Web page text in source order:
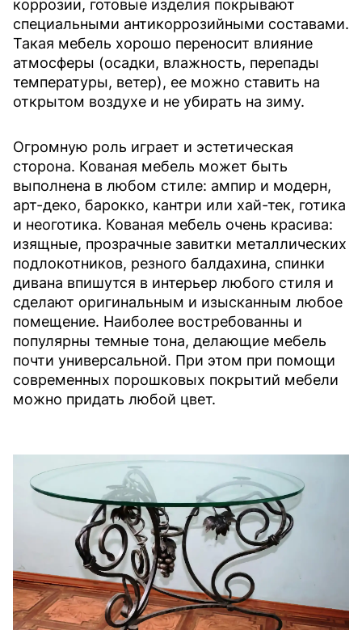
коррозии, готовые изделия покрывают
специальными антикоррозийными составами.
Такая мебель хорошо переносит влияние
атмосферы (осадки, влажность, перепады
температуры, ветер), ее можно ставить на
открытом воздухе и не убирать на зиму.
Огромную роль играет и эстетическая
сторона. Кованая мебель может быть
выполнена в любом стиле: ампир и модерн,
арт-деко, барокко, кантри или хай-тек, готика
и неоготика. Кованая мебель очень красива:
изящные, прозрачные завитки металлических
подлокотников, резного балдахина, спинки
дивана впишутся в интерьер любого стиля и
сделают оригинальным и изысканным любое
помещение. Наиболее востребованны и
популярны темные тона, делающие мебель
почти универсальной. При этом при помощи
современных порошковых покрытий мебели
можно придать любой цвет.